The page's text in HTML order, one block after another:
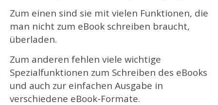
Zum einen sind sie mit vielen Funktionen, die
man nicht zum eBook schreiben braucht,
überladen.
Zum anderen fehlen viele wichtige
Spezialfunktionen zum Schreiben des eBooks
und auch zur einfachen Ausgabe in
verschiedene eBook-Formate.